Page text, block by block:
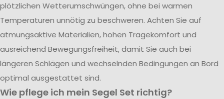
plötzlichen Wetterumschwüngen, ohne bei warmen
Temperaturen unnötig zu beschweren. Achten Sie auf
atmungsaktive Materialien, hohen Tragekomfort und
ausreichend Bewegungsfreiheit, damit Sie auch bei
längeren Schlägen und wechselnden Bedingungen an Bord
optimal ausgestattet sind.
Wie pflege ich mein Segel Set richtig?